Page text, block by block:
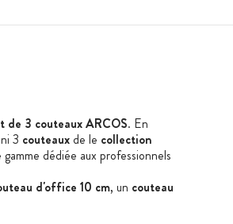
de 3 couteaux ARCOS. En
3 couteaux de le collection
dédiée aux professionnels
d'office 10 cm, un couteau